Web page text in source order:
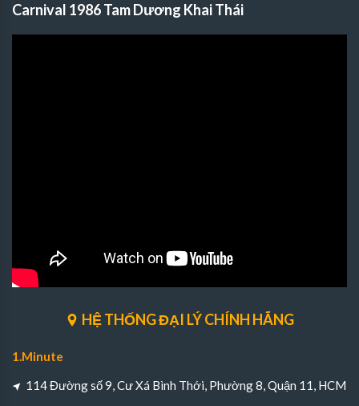
Carnival 1986 Tam Dương Khai Thái
HỆ THỐNG ĐẠI LÝ CHÍNH HÃNG
1.Minute
114 Đường số 9, Cư Xá Bình Thới, Phường 8, Quận 11, HCM